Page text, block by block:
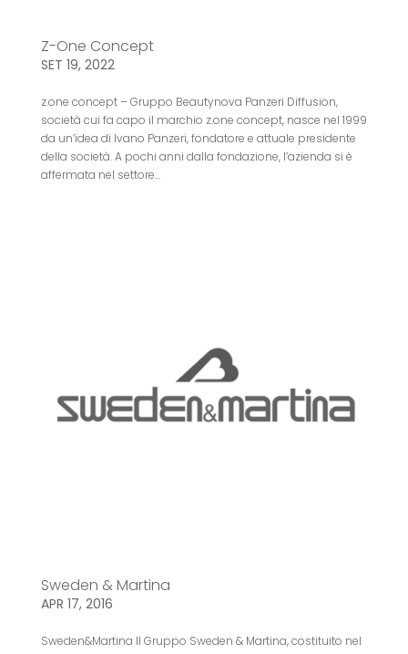
Z-One Concept
SET 19, 2022
z.one concept – Gruppo Beautynova Panzeri Diffusion,
società cui fa capo il marchio z.one concept, nasce nel 1999
da un’idea di Ivano Panzeri, fondatore e attuale presidente
della società. A pochi anni dalla fondazione, l’azienda si è
affermata nel settore...
Sweden & Martina
APR 17, 2016
Sweden&Martina Il Gruppo Sweden & Martina, costituito nel